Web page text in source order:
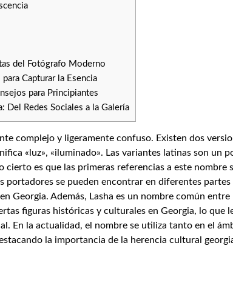
del Fotógrafo Moderno
Capturar la Esencia
para Principiantes
Del Redes Sociales a la Galería
complejo y ligeramente confuso. Existen dos
«luz», «iluminado». Las variantes latinas son un
cierto es que las primeras referencias a este nombre
portadores se pueden encontrar en diferentes partes
Georgia. Además, Lasha es un nombre común entre
figuras históricas y culturales en Georgia, lo que
En la actualidad, el nombre se utiliza tanto en el
la importancia de la herencia cultural